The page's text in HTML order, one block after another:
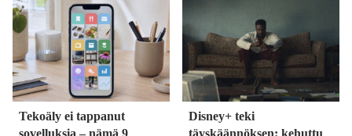
Tekoäly ei tappanut
sovelluksia – nämä 9
Disney+ teki
täyskäännöksen: kehuttu